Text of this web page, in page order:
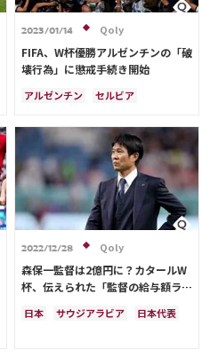
2023/01/14 Qoly
FIFA、W杯優勝アルゼンチンの「破
壊行為」に懲戒手続き開始
アルゼンチン
セルビア
リオネル・メッシ
2022/12/28 Qoly
森保一監督は2億円に？カタールW
杯、伝えられた「監督の給与額ラン
日本 サウジアラビア
日本代表